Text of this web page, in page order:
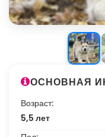
ОСНОВНАЯ
Возраст:
5,5 лет